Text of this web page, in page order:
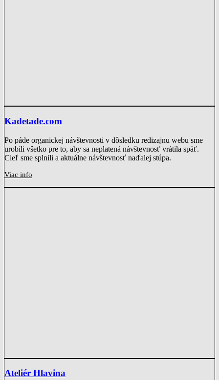
Kadetade.com
Po páde organickej návštevnosti v dôsledku redizajnu webu sme
urobili všetko pre to, aby sa neplatená návštevnosť vrátila späť.
Cieľ sme splnili a aktuálne návštevnosť naďalej stúpa.
Viac info
Ateliér Hlavina